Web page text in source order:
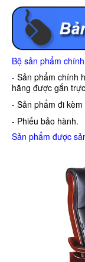
Bộ sản phẩm
- Sản phẩm chính
hãng được gắn
- Sản phẩm đi
- Phiếu bảo hành.
Sản phẩm được